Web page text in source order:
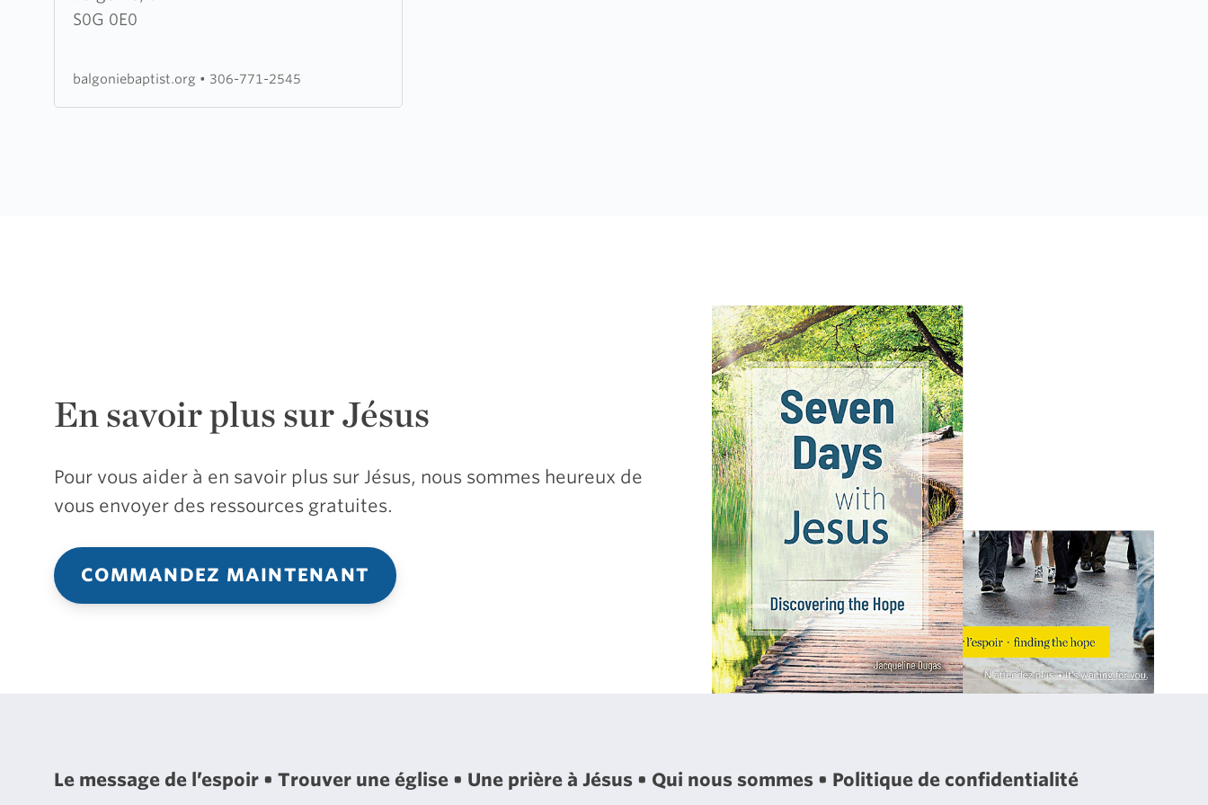
S0G 0E0
Baptist
balgoniebaptist.org • 306-771-2545
En savoir plus sur Jésus
Pour vous aider à en savoir plus sur Jésus, nous sommes heureux de
vous envoyer des ressources gratuites.
COMMANDEZ MAINTENANT
Le message de l’espoir Trouver une église Une prière à Jésus Qui nous sommes Politique de confidentialité